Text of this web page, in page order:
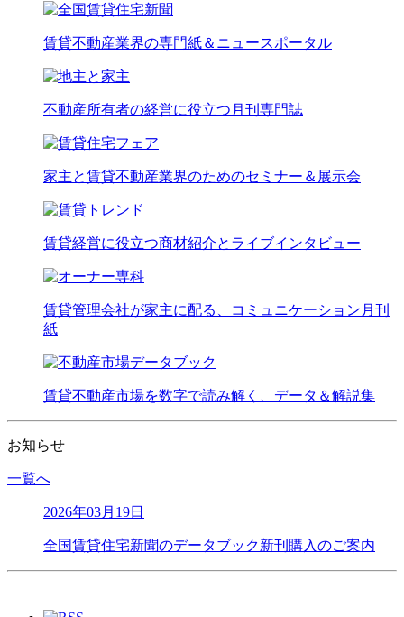
賃貸不動産業界の専門紙＆ニュースポータル
不動産所有者の経営に役立つ月刊専門誌
家主と賃貸不動産業界のためのセミナー＆展示会
賃貸経営に役立つ商材紹介とライブインタビュー
賃貸管理会社が家主に配る、コミュニケーション月刊
紙
賃貸不動産市場を数字で読み解く、データ＆解説集
お知らせ
一覧へ
2026年03月19日
全国賃貸住宅新聞のデータブック新刊購入のご案内